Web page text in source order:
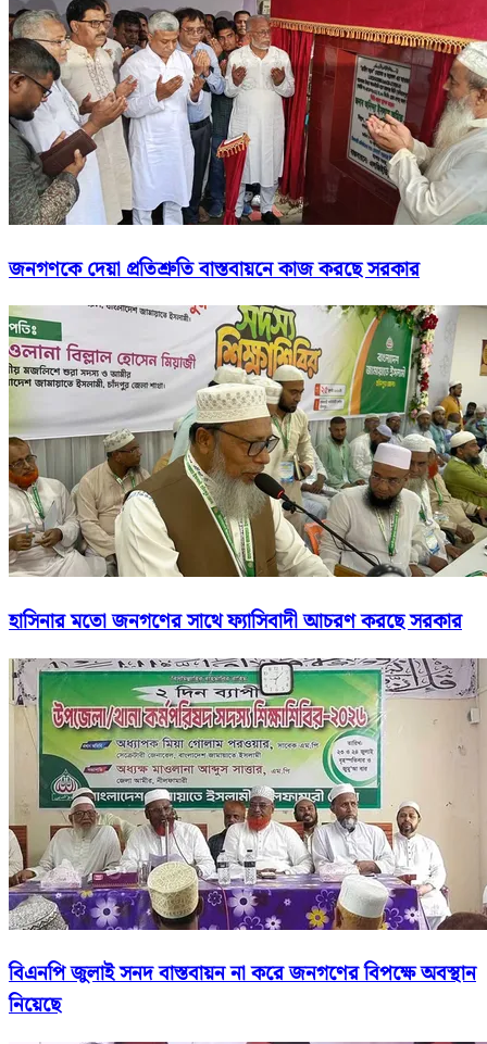
জনগণকে দেয়া প্রতিশ্রুতি বাস্তবায়নে কাজ করছে সরকার
হাসিনার মতো জনগণের সাথে ফ্যাসিবাদী আচরণ করছে সরকার
বিএনপি জুলাই সনদ বাস্তবায়ন না করে জনগণের বিপক্ষে অবস্থান
নিয়েছে